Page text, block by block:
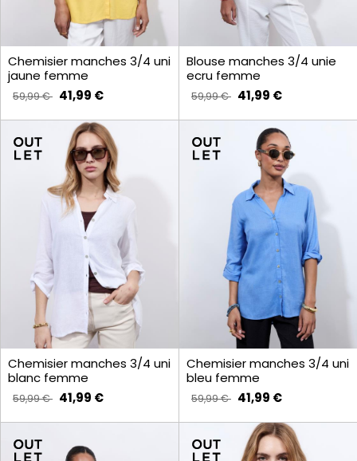
Chemisier manches 3/4 uni
jaune femme
59,99 € 41,99 €
Blouse manches 3/4 unie
ecru femme
59,99 € 41,99 €
Chemisier manches 3/4 uni
blanc femme
59,99 € 41,99 €
Chemisier manches 3/4 uni
bleu femme
59,99 € 41,99 €